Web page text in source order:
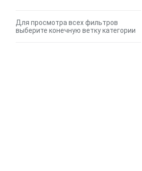
Для просмотра всех фильтров
выберите конечную ветку категории